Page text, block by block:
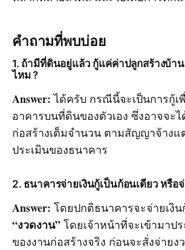
คำถามที่พบบ่อย
1. ถ้ามีที่ดินอยู่แล้ว กู้แค่ค่าปลูกสร้างบ้าน
ไหม ?
Answer:ได้ครับ กรณีนี้จะเป็นการกู้เ
อาคารบนที่ดินของตัวเอง ซึ่งอาจจะไ
ก่อสร้างเต็มจำนวน ตามสัญญาจ้างแ
ประเมินของธนาคาร
2. ธนาคารจ่ายเงินกู้เป็นก้อนเดียว หรือ
Answer: โดยปกติธนาคารจะจ่ายเงิน
“งวดงาน” โดยเจ้าหน้าที่จะเข้ามาป
ของงานก่อสร้างจริง ก่อนจะสั่งจ่ายง